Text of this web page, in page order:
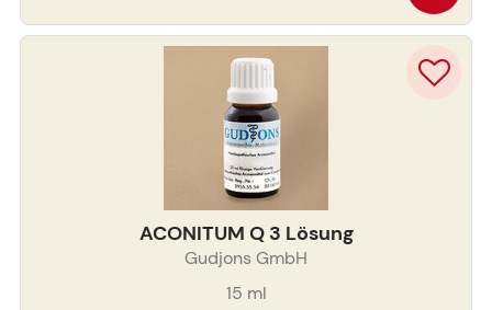
ACONITUM Q 3 Lösung
Gudjons GmbH
15 ml